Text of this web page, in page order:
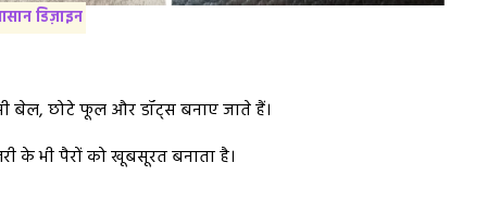
डिज़ाइन
बेल, छोटे फूल और डॉट्स बनाए जाते हैं।
के भी पैरों को खूबसूरत बनाता है।